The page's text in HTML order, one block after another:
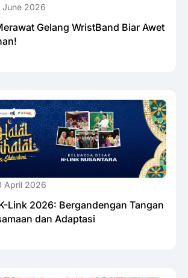
June 2026
Gelang WristBand Biar Awet
April 2026
Link 2026: Bergandengan Tangan
dan Adaptasi